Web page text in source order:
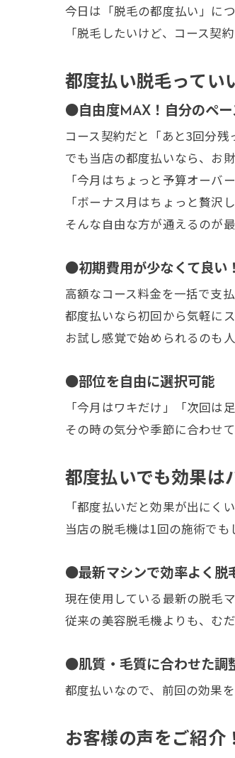
今日は「脱毛の都度払い」に
「脱毛したいけど、コース契
都度払い脱毛ってい
●自由度MAX！自分のペー
コース契約だと「あと3回分残
でも当店の都度払いなら、お
「今月はちょっと予算オーバ
「ボーナス月はちょっと贅沢
そんな自由な方が通えるのが
●初期費用が少なくて良い！
高額なコース料金を一括で支
都度払いなら初回から気軽に
お試し感覚で始められるのも
●部位を自由に選択可能
「今月はワキだけ」「次回は
その時の気分や季節に合わせ
都度払いでも効果は
「都度払いだと効果が出にく
当店の脱毛機は1回の施術で
●最新マシンで効率よく脱
現在使用している最新の脱毛マ
従来の美容脱毛機よりも、む
●肌質・毛質に合わせた調
都度払いなので、前回の効果
お客様の声をご紹介